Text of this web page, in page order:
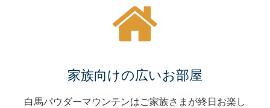
家族向けの広いお部屋
白馬パウダーマウンテンはご家族さまが終日お楽し